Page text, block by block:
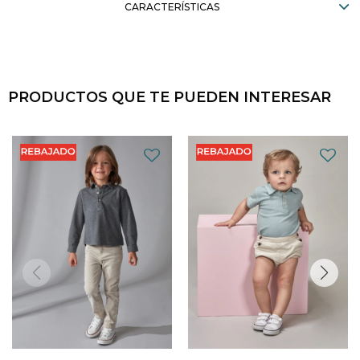
CARACTERÍSTICAS
PRODUCTOS QUE TE PUEDEN INTERESAR